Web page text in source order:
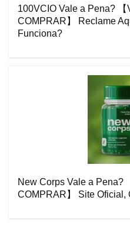
100VCIO Vale a Pena?
COMPRAR】 Reclame
Funciona?
New Corps Vale a Pena?
COMPRAR】 Site Oficial,